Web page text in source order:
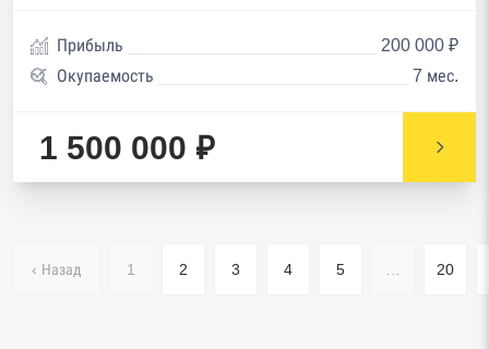
Прибыль
200 000 ₽
Окупаемость
7 мес.
1 500 000 ₽
‹ Назад 1 2 3 4 5 20